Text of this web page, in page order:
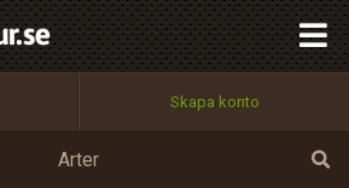
Skapa konto
Arter
Utför
100%
OK
Tillbaka till förstasidan